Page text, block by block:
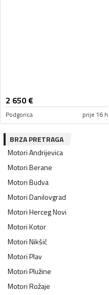
2 650€
Podgorica prije 16 h
BRZA PRETRAGA
MotoriAndrijevica
MotoriBerane
MotoriBudva
MotoriDanilovgrad
MotoriHerceg Novi
MotoriKotor
MotoriNikšić
MotoriPlav
MotoriPlužine
MotoriRožaje